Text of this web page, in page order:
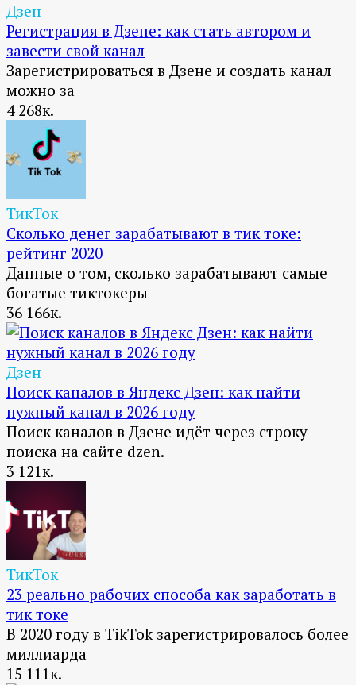
Дзен
Регистрация в Дзене: как стать автором и
завести свой канал
Зарегистрироваться в Дзене и создать канал
можно за
4 268к.
ТикТок
Сколько денег зарабатывают в тик токе:
рейтинг 2020
Данные о том, сколько зарабатывают самые
богатые тиктокеры
36 166к.
Дзен
Поиск каналов в Яндекс Дзен: как найти
нужный канал в 2026 году
Поиск каналов в Дзене идёт через строку
поиска на сайте dzen.
3 121к.
ТикТок
23 реально рабочих способа как заработать в
тик токе
В 2020 году в TikTok зарегистрировалось более
миллиарда
15 111к.